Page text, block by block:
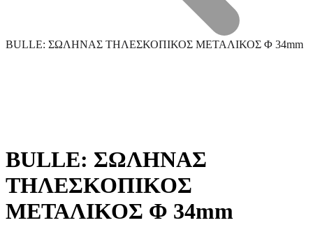
Τεχνική Υποστήριξη
BULLE: ΣΩΛΗΝΑΣ ΤΗΛΕΣΚΟΠΙΚΟΣ ΜΕΤΑΛΙΚΟΣ Φ 34mm
BULLE: ΣΩΛΗΝΑΣ
ΤΗΛΕΣΚΟΠΙΚΟΣ
ΜΕΤΑΛΙΚΟΣ Φ 34mm